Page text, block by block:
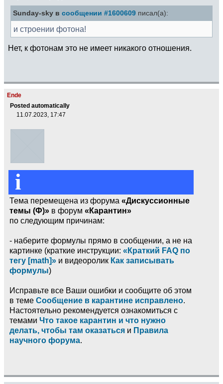
Sunday-sky в сообщении #1600609 писал(а):
и строении фотона!
Нет, к фотонам это не имеет никакого отношения.
Ende
Posted automatically
11.07.2023, 17:47
i
Тема перемещена из форума «Дискуссионные
темы (Ф)» в форум «Карантин»
по следующим причинам:
- наберите формулы прямо в сообщении, а не на
картинке (краткие инструкции: «Краткий FAQ по
тегу [math]» и видеоролик Как записывать
формулы)
Исправьте все Ваши ошибки и сообщите об этом
в теме Сообщение в карантине исправлено
Настоятельно рекомендуется ознакомиться с
темами Что такое карантин и что нужно
делать, чтобы там оказаться и Правила
научного форума